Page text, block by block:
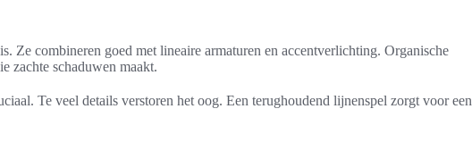
Ze combineren goed met lineaire armaturen en accentverlichting. Organische
zachte schaduwen maakt.
Te veel details verstoren het oog. Een terughoudend lijnenspel zorgt voor een